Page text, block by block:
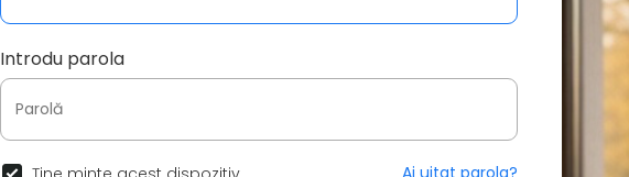
Introdu parola
Ai uitat parola?